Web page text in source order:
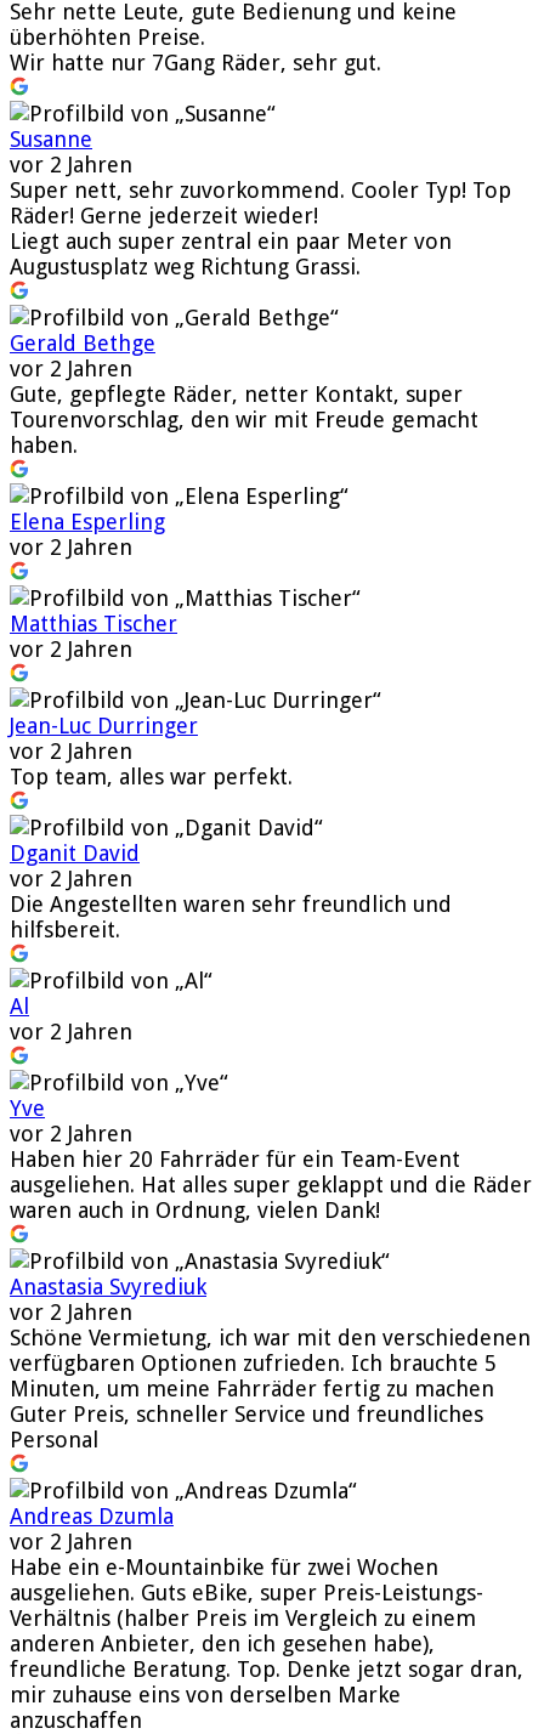
Sehr nette Leute, gute Bedienung und keine
überhöhten Preise.
Wir hatte nur 7Gang Räder, sehr gut.
Susanne
vor 2 Jahren
Super nett, sehr zuvorkommend. Cooler Typ! Top
Räder! Gerne jederzeit wieder!
Liegt auch super zentral ein paar Meter von
Augustusplatz weg Richtung Grassi.
Gerald Bethge
vor 2 Jahren
Gute, gepflegte Räder, netter Kontakt, super
Tourenvorschlag, den wir mit Freude gemacht
haben.
Elena Esperling
vor 2 Jahren
Matthias Tischer
vor 2 Jahren
Jean-Luc Durringer
vor 2 Jahren
Top team, alles war perfekt.
Dganit David
vor 2 Jahren
Die Angestellten waren sehr freundlich und
hilfsbereit.
Al
vor 2 Jahren
Yve
vor 2 Jahren
Haben hier 20 Fahrräder für ein Team-Event
ausgeliehen. Hat alles super geklappt und die Räder
waren auch in Ordnung, vielen Dank!
Anastasia Svyrediuk
vor 2 Jahren
Schöne Vermietung, ich war mit den verschiedenen
verfügbaren Optionen zufrieden. Ich brauchte 5
Minuten, um meine Fahrräder fertig zu machen
Guter Preis, schneller Service und freundliches
Personal
Andreas Dzumla
vor 2 Jahren
Habe ein e-Mountainbike für zwei Wochen
ausgeliehen. Guts eBike, super Preis-Leistungs-
Verhältnis (halber Preis im Vergleich zu einem
anderen Anbieter, den ich gesehen habe),
freundliche Beratung. Top. Denke jetzt sogar dran,
mir zuhause eins von derselben Marke
anzuschaffen